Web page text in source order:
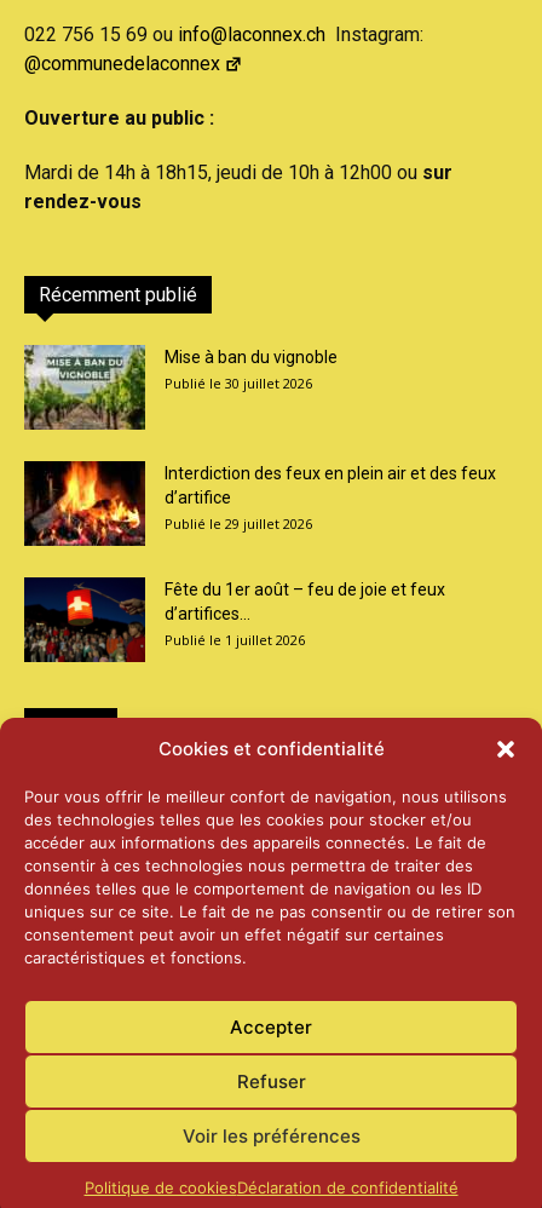
Cookies et confidentialité
Pour vous offrir le meilleur confort de navigation, nous utilisons
des technologies telles que les cookies pour stocker et/ou
accéder aux informations des appareils connectés. Le fait de
consentir à ces technologies nous permettra de traiter des
données telles que le comportement de navigation ou les ID
uniques sur ce site. Le fait de ne pas consentir ou de retirer son
consentement peut avoir un effet négatif sur certaines
caractéristiques et fonctions.
Accepter
Refuser
Voir les préférences
Politique de cookiesDéclaration de confidentialité
022 756 15 69 ou info@laconnex.ch Instagram:
@communedelaconnex
Ouverture au public :
Mardi de 14h à 18h15, jeudi de 10h à 12h00 ou sur
rendez-vous
Récemment publié
Mise à ban du vignoble
30 juillet 2026
Interdiction des feux en plein air et des feux
d’artifice
29 juillet 2026
Fête du 1er août – feu de joie et feux
d’artifices...
1 juillet 2026
2026 – Laiterie d’Orsières et Abbaye de St-
Maurice
25 juin 2026
2025 – Palais Fédéral – Berne
25 juin 2026
Aînés – Noël 2024
Accueil Actualités Contact Confidentialité